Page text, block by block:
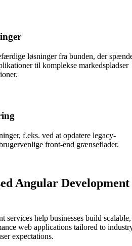
løsninger fra bunden, der
til komplekse markedspladser
f.eks. ved at opdatere legacy-
front-end grænseflader.
Angular Development
services help businesses build scalable,
web applications tailored to
expectations.